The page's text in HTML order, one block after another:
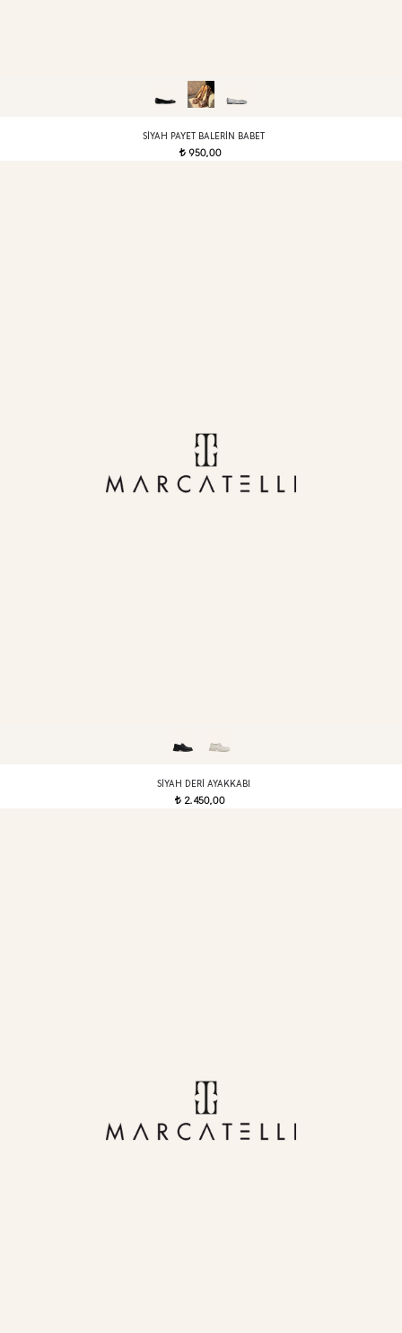
SIYAH PAYET BALERIN BABET
t950,00
SIYAH DERI AYAKKABI
t 2.450,00